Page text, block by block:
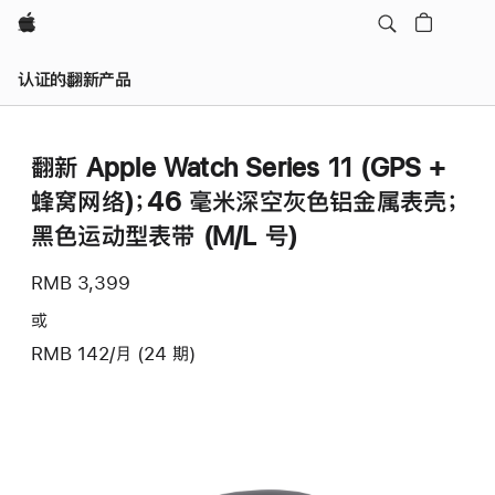
Apple
认证的翻新产品
翻新 Apple Watch Series 11 (GPS +
蜂窝网络)；46 毫米深空灰色铝金属表壳；
黑色运动型表带 (M/L 号)
RMB 3,399
或
RMB 142/月 (24 期)